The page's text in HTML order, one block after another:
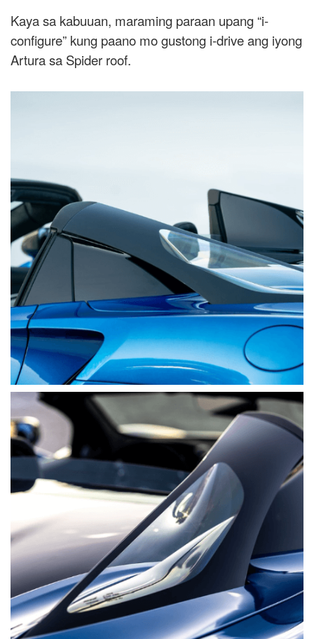
Kaya sa kabuuan, maraming paraan upang “i-
configure” kung paano mo gustong i-drive ang iyong
Artura sa Spider roof.